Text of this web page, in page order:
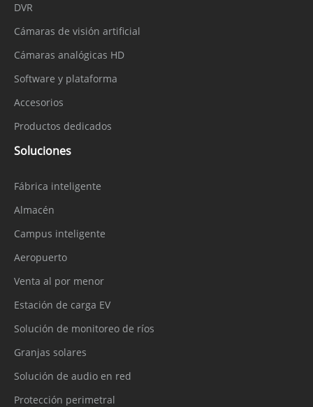
DVR
Cámaras de visión artificial
Cámaras analógicas HD
Software y plataforma
Accesorios
Productos dedicados
Soluciones
Fábrica inteligente
Almacén
Campus inteligente
Aeropuerto
Venta al por menor
Estación de carga EV
Solución de monitoreo de ríos
Granjas solares
Solución de audio en red
Protección perimetral